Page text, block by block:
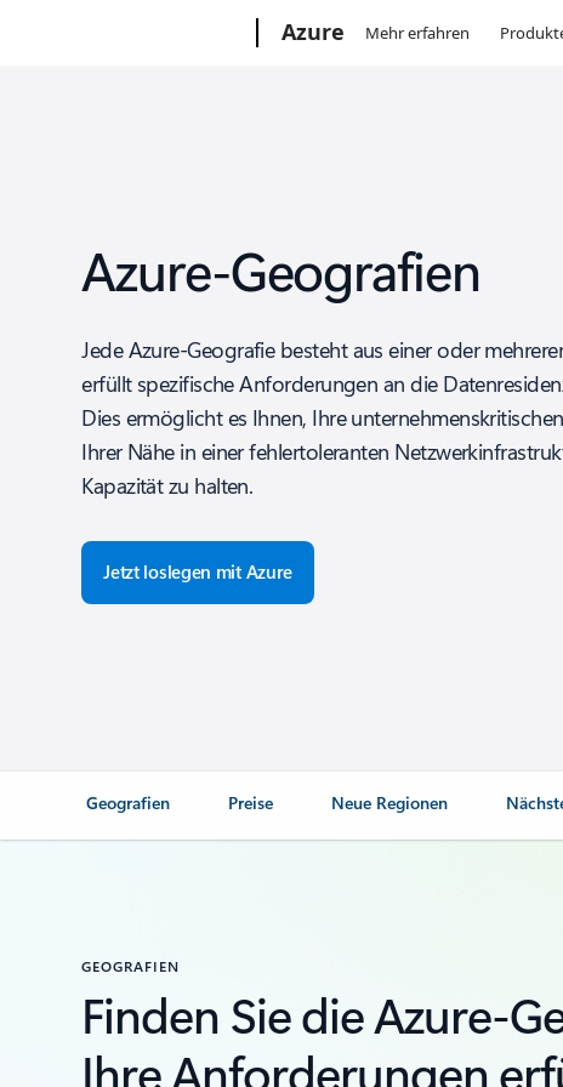
Azure Mehr erfahren
Azure-Geografien
Jede Azure-Geografie besteht aus einer oder
erfüllt spezifische Anforderungen an die
Dies ermöglicht es Ihnen, Ihre
Ihrer Nähe in einer fehlertoleranten
Kapazität zu halten.
Jetzt loslegen mit Azure
Geografien Preise Neue Regionen
GEOGRAFIEN
Finden Sie die Azure-
Ihre Anforderungen